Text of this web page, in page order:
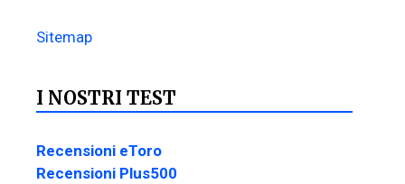
Sitemap
I NOSTRI TEST
Recensioni eToro
Recensioni Plus500